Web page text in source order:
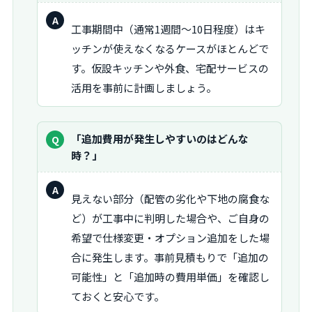
答：
工事期間中（通常1週間～10日程度）はキ
ッチンが使えなくなるケースがほとんどで
す。仮設キッチンや外食、宅配サービスの
活用を事前に計画しましょう。
質
問：
「追加費用が発生しやすいのはどんな
時？」
答：
見えない部分（配管の劣化や下地の腐食な
ど）が工事中に判明した場合や、ご自身の
希望で仕様変更・オプション追加をした場
合に発生します。事前見積もりで「追加の
可能性」と「追加時の費用単価」を確認し
ておくと安心です。